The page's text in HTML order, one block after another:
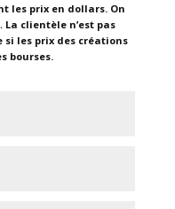
les prix en dollars. On
clientèle n’est pas
les prix des créations
bourses.